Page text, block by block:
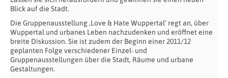
Blick auf die Stadt.
Die Gruppenausstellung ‚Love & Hate Wuppertal‘ regt an, über
Wuppertal und urbanes Leben nachzudenken und eröffnet eine
breite Diskussion. Sie ist zudem der Beginn einer 2011/12
geplanten Folge verschiedener Einzel- und
Gruppenausstellungen über die Stadt, Räume und urbane
Gestaltungen.